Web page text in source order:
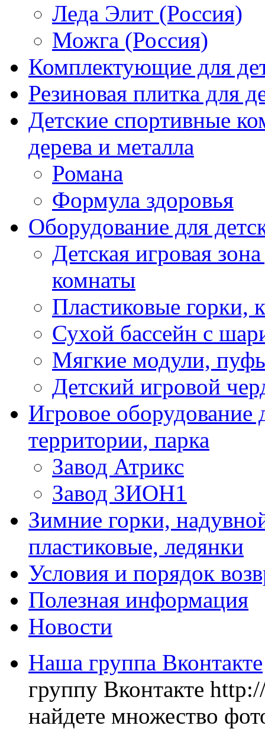
Леда Элит (Россия)
Можга (Россия)
Комплектующие для
Резиновая плитка для
Детские спортивные
дерева и металла
Романа
Формула здоровья
Оборудование для
Детская игровая
комнаты
Пластиковые горки,
Сухой бассейн с
Мягкие модули,
Детский игровой
Игровое оборудование
территории, парка
Завод Атрикс
Завод ЗИОН1
Зимние горки,
пластиковые, ледянки
Условия и порядок
Полезная информация
Новости
Наша группа Вконтакте
группу Вконтакте
найдете множество